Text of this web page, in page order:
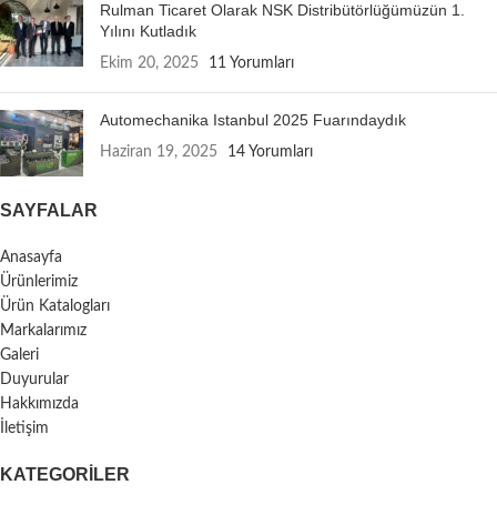
Rulman Ticaret Olarak NSK Distribütörlüğümüzün 1.
Yılını Kutladık
Ekim 20, 2025 11 Yorumları
Automechanika Istanbul 2025 Fuarındaydık
Haziran 19, 2025 14 Yorumları
SAYFALAR
Anasayfa
Ürünlerimiz
Ürün Katalogları
Markalarımız
Galeri
Duyurular
Hakkımızda
İletişim
KATEGORILER